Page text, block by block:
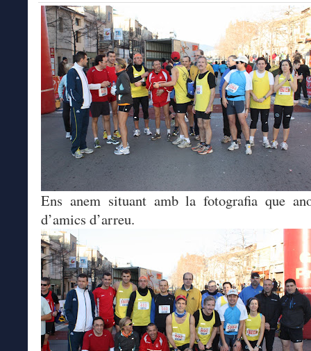
Ens anem situant amb la fotografia que
d’amics d’arreu.